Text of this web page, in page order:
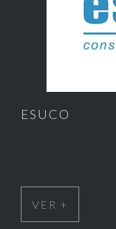
ESUCO
VER +